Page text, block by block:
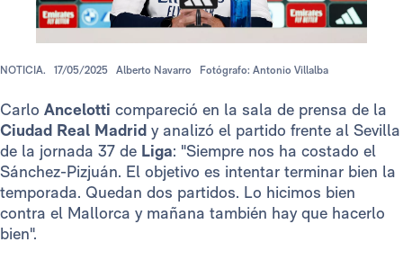
NOTICIA. 17/05/2025 Alberto Navarro Fotógrafo: Antonio Villalba
Carlo Ancelotti compareció en la sala de prensa de la
Ciudad Real Madrid y analizó el partido frente al Sevilla
de la jornada 37 de Liga: "Siempre nos ha costado el
Sánchez-Pizjuán. El objetivo es intentar terminar bien la
temporada. Quedan dos partidos. Lo hicimos bien
contra el Mallorca y mañana también hay que hacerlo
bien".